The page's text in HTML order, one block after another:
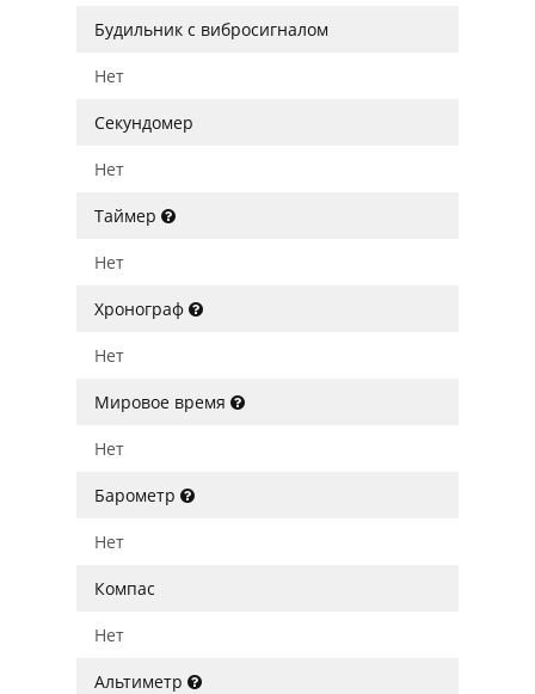
Будильник с вибросигналом
Нет
Секундомер
Нет
Таймер
Нет
Хронограф
Нет
Мировое время
Нет
Барометр
Нет
Компас
Нет
Альтиметр